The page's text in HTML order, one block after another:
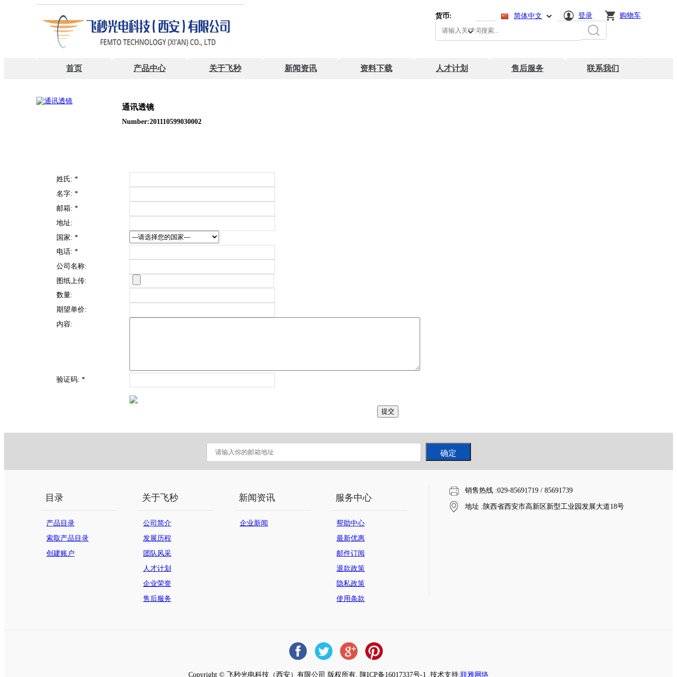
购物车
登录
简体中文
货币:
首页 产品中心 关于飞秒 新闻资讯 资料下载 人才计划 售后服务 联系我们
通讯透镜
Number:201110599030002
姓氏: *
名字: *
邮箱: *
地址:
国家: *
电话: *
公司名称:
图纸上传:
数量:
期望单价:
内容:
验证码: *
目录
产品目录
索取产品目录
创建账户
关于飞秒
公司简介
发展历程
团队风采
人才计划
企业荣誉
售后服务
新闻资讯
企业新闻
服务中心
帮助中心
最新优惠
邮件订阅
退款政策
隐私政策
使用条款
销售热线 :029-85691719 / 85691739
地址 :陕西省西安市高新区新型工业园发展大道18号
Copyright © 飞秒光电科技（西安）有限公司 版权所有. 陕ICP备16017337号-1 .技术支持:联雅网络